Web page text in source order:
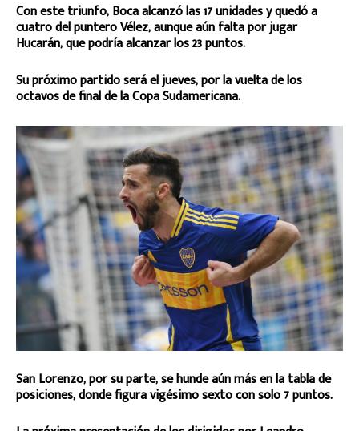
Con este triunfo, Boca alcanzó las 17 unidades y quedó a
cuatro del puntero Vélez, aunque aún falta por jugar
Hucarán, que podría alcanzar los 23 puntos.
Su próximo partido será el jueves, por la vuelta de los
octavos de final de la Copa Sudamericana.
San Lorenzo, por su parte, se hunde aún más en la tabla de
posiciones, donde figura vigésimo sexto con solo 7 puntos.